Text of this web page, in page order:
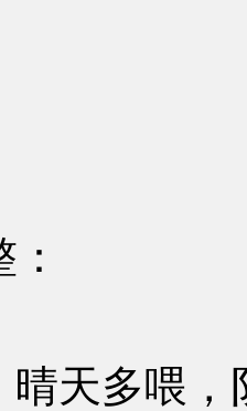
：
晴天多喂，